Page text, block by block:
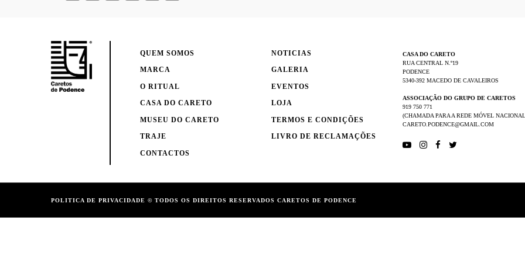
QUEM SOMOS
MARCA
O RITUAL
CASA DO CARETO
MUSEU DO CARETO
TRAJE
CONTACTOS
NOTICIAS
GALERIA
EVENTOS
LOJA
TERMOS E CONDIÇÕES
LIVRO DE RECLAMAÇÕES
CASA DO CARETO
RUA CENTRAL N.º19
PODENCE
5340-392 MACEDO DE CAVALEIROS
ASSOCIAÇÃO DO GRUPO DE CARETOS
919 750 771
(CHAMADA PARA A REDE MÓVEL
CARETO.PODENCE@GMAIL.COM
POLITICA DE PRIVACIDADE © TODOS OS DIREITOS RESERVADOS CARETOS DE PODENCE